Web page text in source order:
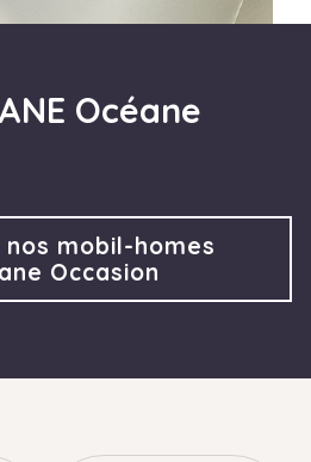
Océane
mobil-homes
Occasion